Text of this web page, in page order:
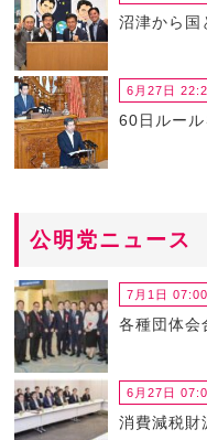
沼津から国
6月27日
60日ルー
公明党ニュース
7月1日 07:00
各種団体会
6月27日
消費減税財